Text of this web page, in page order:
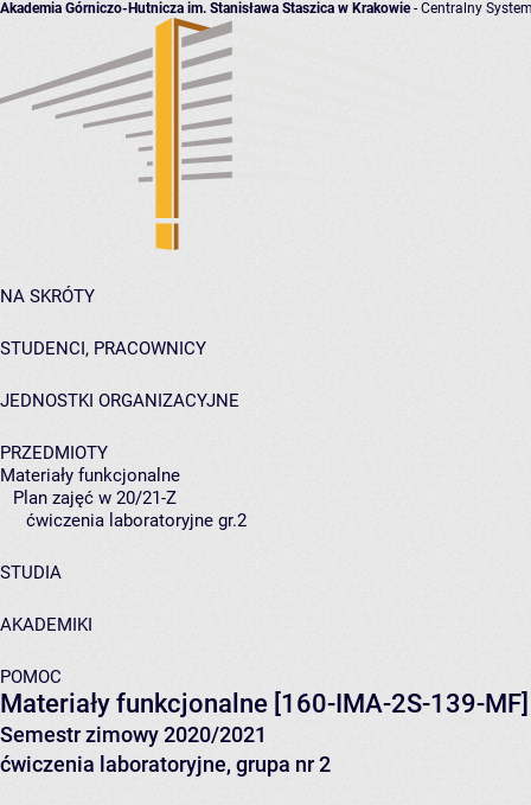
Akademia Górniczo-Hutnicza im. Stanisława Staszica w Krakowie- Centralny
NA SKRÓTY
STUDENCI, PRACOWNICY
JEDNOSTKI ORGANIZACYJNE
PRZEDMIOTY
Materiały funkcjonalne
Plan zajęć w 20/21-Z
ćwiczenia laboratoryjne gr.2
STUDIA
AKADEMIKI
POMOC
Materiały funkcjonalne [160-IMA-2S-139-MF]
Semestr zimowy 2020/2021
ćwiczenia laboratoryjne, grupa nr 2